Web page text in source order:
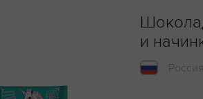
и
Россия